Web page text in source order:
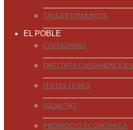
TAULER D'ANUNCIS
EL POBLE
CIUTADANIA
ENTITATS CASSANENQUES
FESTES I FIRES
IGUALTAT
PROMOCIÓ ECONÒMICA